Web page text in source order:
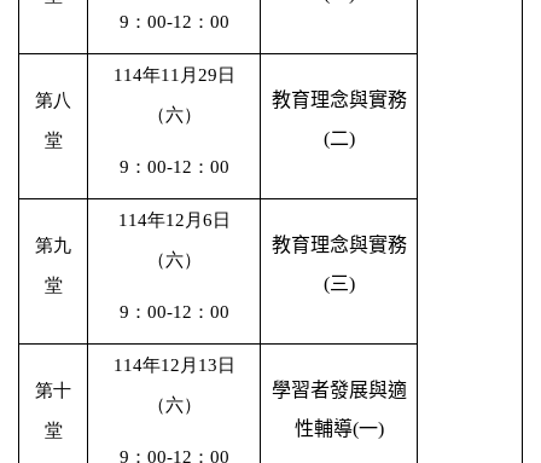
9 ： 00-12 ： 00
第八
堂
114年11 月 29 日
（六）
9 ： 00-12 ： 00
教育理念與實務
(二)
第九
堂
114年12 月 6 日
（六）
9 ： 00-12 ： 00
教育理念與實務
(三)
第十
堂
114年12 月 13 日
（六）
9 ： 00-12 ： 00
學習者發展與適
性輔導(一)